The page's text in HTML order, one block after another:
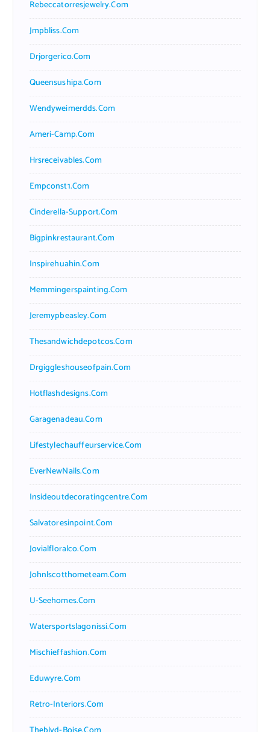
Rebeccatorresjewelry.com
Jmpbliss.com
Drjorgerico.com
Queensushipa.com
Wendyweimerdds.com
Ameri-Camp.com
Hrsreceivables.com
Empconst1.com
Cinderella-Support.com
Bigpinkrestaurant.com
Inspirehuahin.com
Memmingerspainting.com
Jeremypbeasley.com
Thesandwichdepotcos.com
Drgiggleshouseofpain.com
Hotflashdesigns.com
Garagenadeau.com
Lifestylechauffeurservice.com
EverNewNails.com
Insideoutdecoratingcentre.com
Salvatoresinpoint.com
Jovialfloralco.com
Johnlscotthometeam.com
U-Seehomes.com
Watersportslagonissi.com
Mischieffashion.com
Eduwyre.com
Retro-Interiors.com